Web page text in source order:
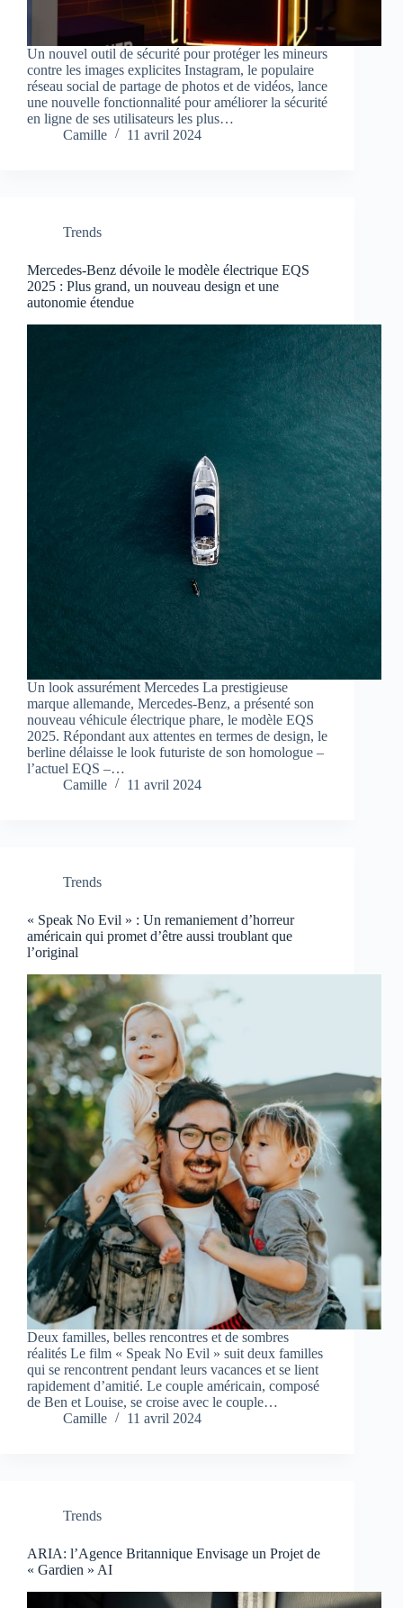
Un nouvel outil de sécurité pour protéger les mineurs
contre les images explicites Instagram, le populaire
réseau social de partage de photos et de vidéos, lance
une nouvelle fonctionnalité pour améliorer la sécurité
en ligne de ses utilisateurs les plus…
Camille
11 avril 2024
Trends
Mercedes-Benz dévoile le modèle électrique EQS
2025 : Plus grand, un nouveau design et une
autonomie étendue
Un look assurément Mercedes La prestigieuse
marque allemande, Mercedes-Benz, a présenté son
nouveau véhicule électrique phare, le modèle EQS
2025. Répondant aux attentes en termes de design, le
berline délaisse le look futuriste de son homologue –
l’actuel EQS –…
Camille
11 avril 2024
Trends
« Speak No Evil » : Un remaniement d’horreur
américain qui promet d’être aussi troublant que
l’original
Deux familles, belles rencontres et de sombres
réalités Le film « Speak No Evil » suit deux familles
qui se rencontrent pendant leurs vacances et se lient
rapidement d’amitié. Le couple américain, composé
de Ben et Louise, se croise avec le couple…
Camille
11 avril 2024
Trends
ARIA: l’Agence Britannique Envisage un Projet de
« Gardien » AI